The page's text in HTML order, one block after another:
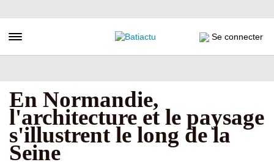
au
principal
Toggle navigation Se connecter
En Normandie,
l'architecture et le paysage
s'illustrent le long de la
Seine